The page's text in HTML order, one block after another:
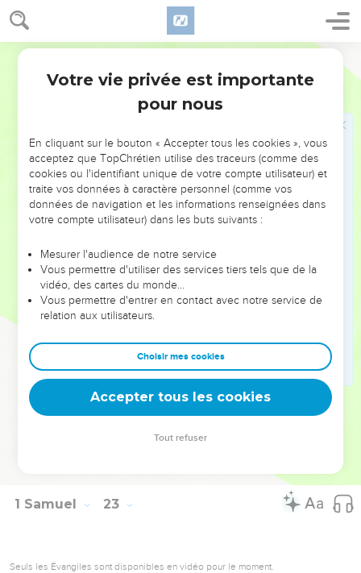
1 Samuel 22
car ils sont aussi de la faction de David parce qu'ils ont bien
su qu'il s'enfuyait, et qu'ils ne m'en ont point averti. Mais les
serviteurs du Roi ne voulurent point étendre leurs mains,
pour se jeter sur les Sacrificateurs de l'Eternel.
Alors le Roi dit à Doëg : Tourne-toi, et te jette sur les
Sacrificateurs ; et Doëg Iduméen se tourna, et se jeta sur les
Sacrificateurs ; et il tua en ce jour-là quatre vingt cinq
hommes qui portaient l'Ephod de lin.
Et il fit passer Nob, ville des Sacrificateurs, au fil de l'épée,
les hommes et les femmes, les grands et ceux qui tètent,
même [il fit passer] les boeufs, les ânes, et le menu bétail au
Toutefois un des fils d'Ahimélec, fils d'Ahitub, qui avait
nom Abiathar, se sauva, et s'enfuit auprès de David.
Et Abiathar rapporta à David, que Saül avait tué les
Sacrificateurs de l'Eternel.
Et David dit à Abiathar : Je connus bien en ce jour-là,
puisque Doëg Iduméen était là, qu'il ne manquerait pas de le
rapporter à Saül ; je suis cause [de ce qui est arrivé] à toutes
les personnes de la famille de ton père.
Demeure avec moi, ne crains point ; car celui qui cherche
1 Samuel 23
Seuls les Évangiles sont disponibles en vidéo pour le moment.
Votre vie privée est importante
pour nous
En cliquant sur le bouton « Accepter tous les cookies », vous
acceptez que TopChrétien utilise des traceurs (comme des
cookies ou l'identifiant unique de votre compte utilisateur) et
traite vos données à caractère personnel (comme vos
données de navigation et les informations renseignées dans
votre compte utilisateur) dans les buts suivants :
Mesurer l'audience de notre service
Vous permettre d'utiliser des services tiers tels que de la
vidéo, des cartes du monde…
Vous permettre d'entrer en contact avec notre service de
relation aux utilisateurs.
Choisir mes cookies
Accepter tous les cookies
Tout refuser